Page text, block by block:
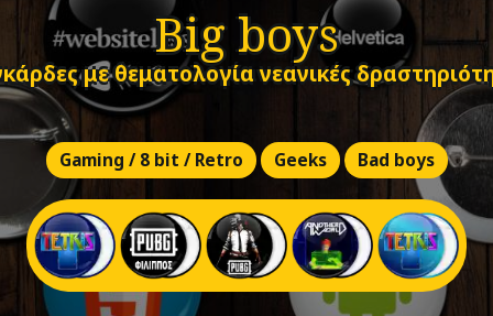
Big boys
με θεματολογία νεανικές
Gaming / 8 bit / Retro Geeks Bad boys